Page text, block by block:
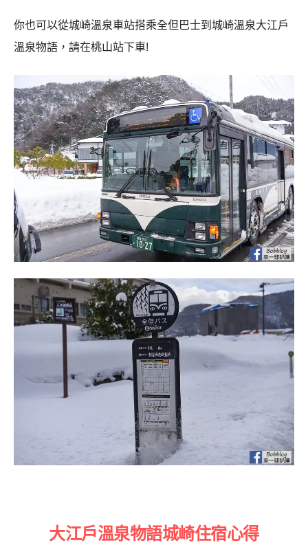
你也可以從城崎溫泉車站搭乘全但巴士到城崎溫泉大江戶
溫泉物語，請在桃山站下車!
大江戶溫泉物語城崎住宿心得